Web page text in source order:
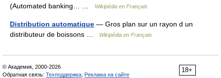
(Automated banking… …
Wikipédia en Français
Distribution automatique — Gros plan sur un rayon d un
distributeur de boissons …
Wikipédia en Français
18+
© Академик, 2000-2026
Обратная связь: Техподдержка Реклама на сайте